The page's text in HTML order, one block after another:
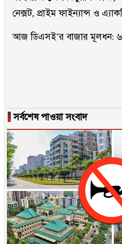
নেক্সট, প্রাইম ফাইন্যান্স ও
আজ ডিএসই’র বাজার মূলধন:
▐সর্বশেষ পাওয়া সংবাদ